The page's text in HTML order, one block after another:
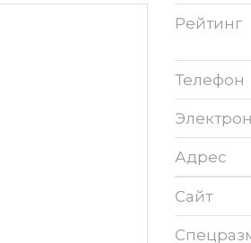
Рейтинг
Телефон
Адрес
Сайт